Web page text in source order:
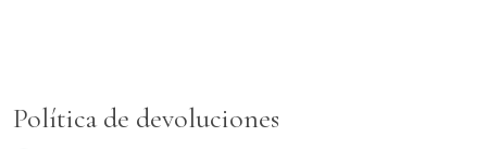
Política de devoluciones